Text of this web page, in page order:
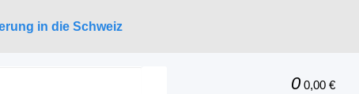
in die Schweiz
0 0,00 €